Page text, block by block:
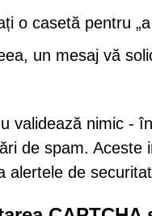
o casetă pentru
un mesaj vă
validează nimic -
de spam.
alertele de